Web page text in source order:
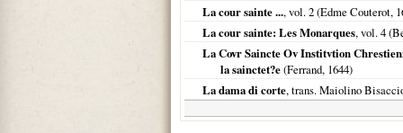
La cour sainte ..., vol. 2 (Edme Couterot,
La cour sainte: Les Monarques, vol. 4
La Covr Saincte Ov Institvtion
la sainctet?e(Ferrand, 1644)
La dama di corte, trans. Maiolino